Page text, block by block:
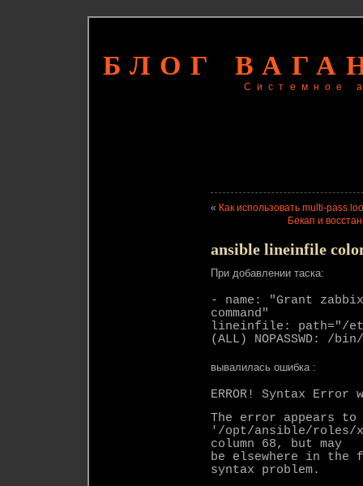
БЛОГ
Системное
« Как использовать multi-pass
Бекап и
ansible lineinfile
При добавлении таска:
- name: "Grant
command"
lineinfile: path="/
(ALL) NOPASSWD: /
вывалилась ошибка :
ERROR! Syntax Error
The error appears to
'/opt/ansible/roles/
column 68, but may
be elsewhere in the
syntax problem.